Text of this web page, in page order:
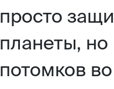
просто
планеты,
потомков